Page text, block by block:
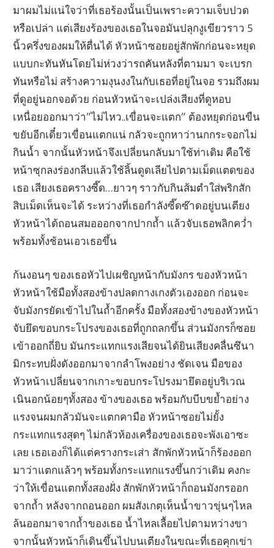
มาผมไม่แน่ใจว่าที่เธอร้องนั้นเป็นเพราะความเจ็บปวด
หรือเปล่า แต่เสียงร้องของเธอในจอมันปลุกงูเขียวราว 5
นิ้วครึ่งของผมให้ตื่นได้ หัวหน้าซอยอยู่สักพักก่อนจะหยุด
แบบกะทันหันโดยไม่ห่วงว่ารถคันหลังที่ตามมา จะเบรก
ทันหรือไม่ สร้างความงุนงงในกับเธอที่อยู่ในจอ รวมถึงผม
ที่ดูอยู่นอกจอด้วย ก่อนหัวหน้าจะเปล่งเสียงที่ดูหอบ
เหนื่อยออกมาว่า”ไม่ไหว..เขื่อนจะแตก” ต้องหยุดก่อนขืน
ขยับอีกเดี๋ยวเขื่อนแตกแน่ กลัวจะถูกหาว่านกกระจอกไม่
กินน้ำ จากนั้นหัวหน้าจึงเปลี่ยนกลับมาใช้ท่าเดิม คือใช้
หน้าซุกลงร่องกลีบแล้วใช้ลิ้นดูดเลียไปตามเม็ดแตดของ
เธอ เสียงเธอครางซี๊ด…ยาวๆ ราวกับกินส้มตำใส่พริกสัก
สิบเม็ดเห็นจะได้ ระหว่างที่เธอกำลังซี๊ดซ๊าดอยู่บนเตียง
หัวหน้าได้ถอนสมอออกจากปากถ้ำ แล้วจับเธอพลิกคว่ำ
พร้อมทั้งช้อนเอวเธอขึ้น
ก้นงอนๆ ของเธอหัวไปเผชิญหน้ากับมังกร ของหัวหน้า
หัวหน้าใช้มือทั้งสองข้างปลดกางเกงตัวเองออก ก่อนจะ
จับมังกรยัดเข้าไปในถ้ำอีกครั้ง มือทั้งสองข้างของหัวหน้า
จับยึดขอบกระโปรงของเธอที่ถูกถลกขึ้น ส่วนมังกรก็ซอย
เข้าออกถี่ยิบ มันกระแทกแรงเสียจนได้ยินเสียงคลื่นซึนา
มิกระทบฝั่งดังออกมาจากลำโพงอย่าง ชัดเจน มือของ
หัวหน้าเปลี่ยนจากเกาะขอบกระโปรงมายึดอยู่บริเวณ
เนินอกน้อยๆทั้งสอง ข้างของเธอ พร้อมกับบีบขย้ำอย่าง
แรงจนผมกลัวมันจะแตกคามือ หัวหน้าซอยไม่ยั้ง
กระแทกแรงสุดๆ ไม่กลัวห้องเครื่องของเธอจะพังเอาซะ
เลย เธอเองก็ได้แต่ครางกระเส่า สักพักหัวหน้าก็ร้องออก
มาว่าแตกแล้วๆ พร้อมทั้งกระแทกแรงขึ้นกว่าเดิม คงกะ
ว่าให้เขื่อนแตกทั้งสองฝั่ง สักพักหัวหน้าก็ถอนมังกรออก
จากถ้ำ หลังจากถอนออก ผมสังเกตุเห็นน้ำขาวขุ่นๆไหล
ล้นออกมาจากถ้ำของเธอ น้ำไหลเลื้อยไปตามหว่างขา
จากนั้นหัวหน้าก็เดินขึ้นไปบนเตียงในขณะที่เธอคุกเข่า